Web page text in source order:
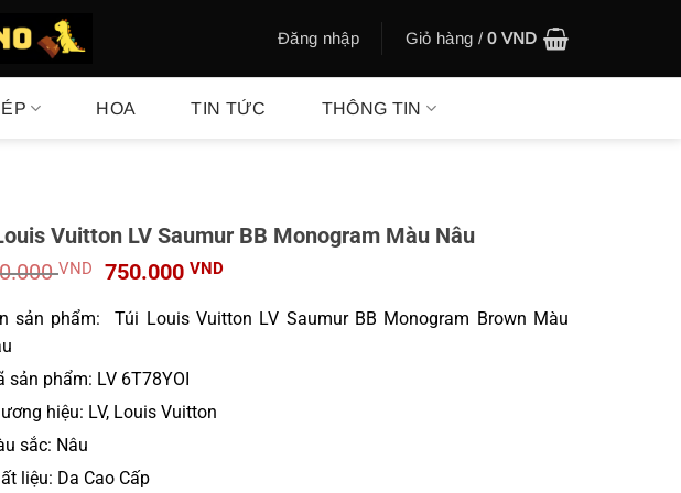
Đăng nhập Giỏ hàng /0 VND
HOA TIN TỨC THÔNG TIN
Vuitton LV Saumur BB Monogram Màu Nâu
VND
Giá
là:
750.000 VNDGiá
tại
sản phẩm: Túi Louis Vuitton LV Saumur BB Monogram Brown Màu
sản phẩm: LV 6T78YOI
hiệu: LV, Louis Vuitton
sắc: Nâu
liệu: Da Cao Cấp